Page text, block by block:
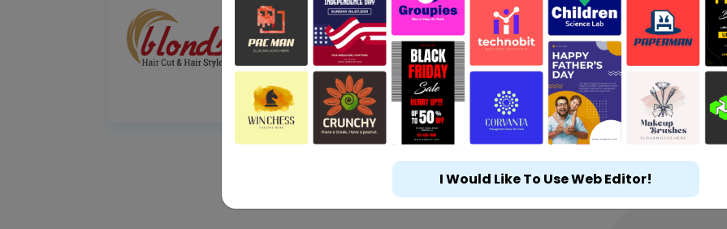
I Would Like To Use Web Editor!